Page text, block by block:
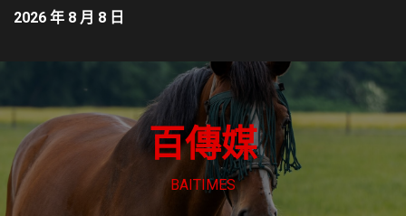
2026 年 8 月 8 日
百傳媒
BAITIMES